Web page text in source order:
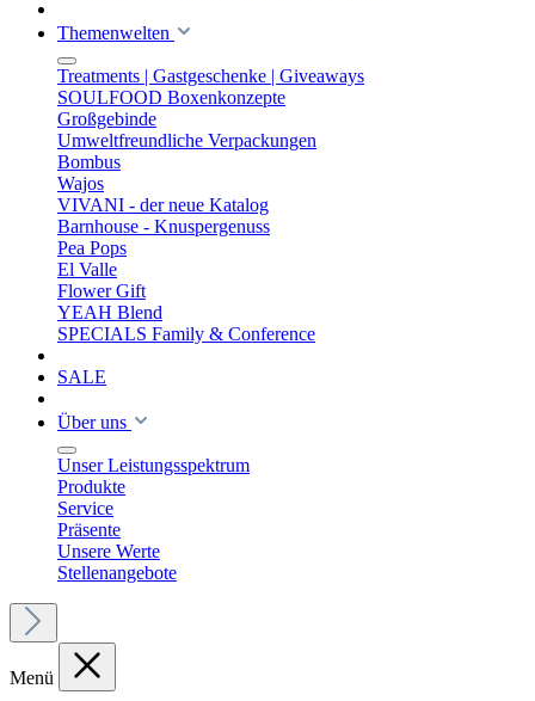
Themenwelten
Treatments | Gastgeschenke | Giveaways
SOULFOOD Boxenkonzepte
Großgebinde
Umweltfreundliche Verpackungen
Bombus
Wajos
VIVANI - der neue Katalog
Barnhouse - Knuspergenuss
Pea Pops
El Valle
Flower Gift
YEAH Blend
SPECIALS Family & Conference
SALE
Über uns
Unser Leistungsspektrum
Produkte
Service
Präsente
Unsere Werte
Stellenangebote
Menü